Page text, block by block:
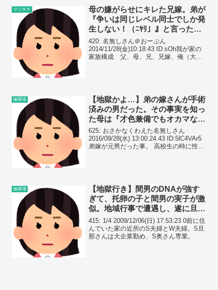
マジキチ
母の嫌がらせにキレた兄嫁。弟が
『争いは同じレベル同士でしか発
生しない！（ﾆﾔﾘ」』と言った瞬
間、兄嫁は無言で家を出て行っ
た。
420: 名無しさん＠おーぷん
2014/11/28(金)10:18:43 ID:sOh我が家の
家族構成 父、母、兄、兄嫁、俺（大学
修羅場
【地獄かよ…】弟の嫁さんが手術
済みの男だった。その事実を知っ
た母は『才色兼備でもオカマなん
か汚らわしい！別れるまで嫌がら
せしてやる！』と発狂し…
625: おさかなくわえた名無しさん
2016/09/28(水) 13:00:24.43 ID:5lC4VAr5
弟嫁が元男だった事。 高校生の時に性同
修羅場
【地獄行き】間男のDNAが強す
ぎて、托卵の子と間男の実子が激
似。地域行事で遭遇し、遂に旦那
は気付いてしまった。そして後
日…
415: 1/4 2009/12/06(日) 17:53:23 0前に住
んでいた家の近所のS夫婦とW夫婦。S旦
那さんは大企業勤め、S奥さん専業。